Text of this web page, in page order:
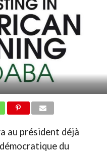
au président déjà
du